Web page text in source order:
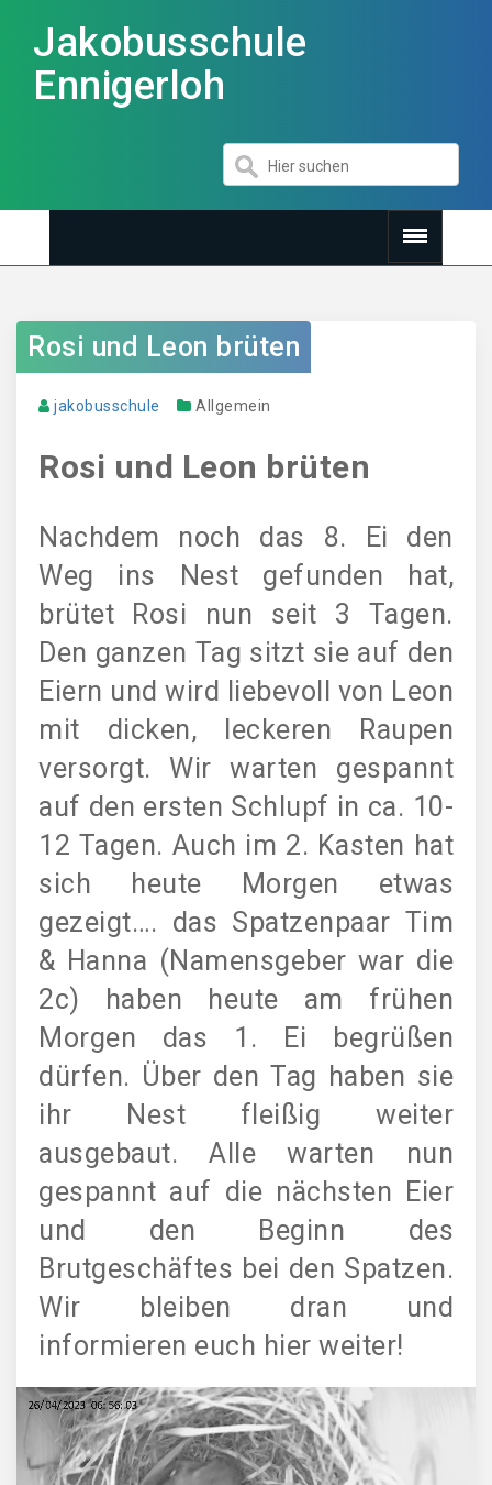
Jakobusschule
Ennigerloh
Rosi und Leon brüten
jakobusschule Allgemein
Rosi und Leon brüten
Nachdem noch das 8. Ei den
Weg ins Nest gefunden hat,
brütet Rosi nun seit 3 Tagen.
Den ganzen Tag sitzt sie auf den
Eiern und wird liebevoll von Leon
mit dicken, leckeren Raupen
versorgt. Wir warten gespannt
auf den ersten Schlupf in ca. 10-
12 Tagen. Auch im 2. Kasten hat
sich heute Morgen etwas
gezeigt…. das Spatzenpaar Tim
& Hanna (Namensgeber war die
2c) haben heute am frühen
Morgen das 1. Ei begrüßen
dürfen. Über den Tag haben sie
ihr Nest fleißig weiter
ausgebaut. Alle warten nun
gespannt auf die nächsten Eier
und den Beginn des
Brutgeschäftes bei den Spatzen.
Wir bleiben dran und
informieren euch hier weiter!